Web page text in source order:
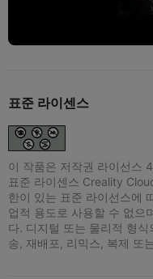
표준 라이센스
이 작품은 저작권 라이선스
표준 라이센스 Creality
한이 있는 표준 라이선스에
업적 용도로 사용할 수 없으
다. 디지털 또는 물리적 형
송, 재배포, 리믹스, 복제 또